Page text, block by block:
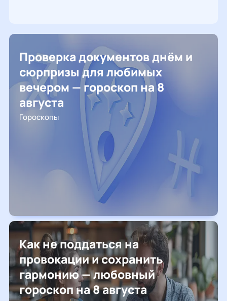
Проверка документов днём и
сюрпризы для любимых
вечером — гороскоп на 8
августа
Гороскопы
Как не поддаться на
провокации и сохранить
гармонию — любовный
гороскоп на 8 августа